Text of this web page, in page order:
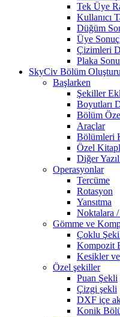
Tek Üye
Kullanıcı
Düğüm
Üye
Çizimleri
Plaka
SkyCiv Bölüm
Başlarken
Şekiller
Boyutları
Bölüm
Araçlar
Bölümleri
Özel
Diğer
Operasyonlar
Tercüme
Rotasyon
Yansıtma
Noktalara
Gömme ve
Çoklu
Kompozit
Kesikler
Özel şekiller
Puan Şekli
Çizgi şekli
DXF içe
Konik